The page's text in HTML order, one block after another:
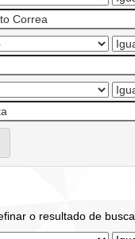
o resultado de busca.